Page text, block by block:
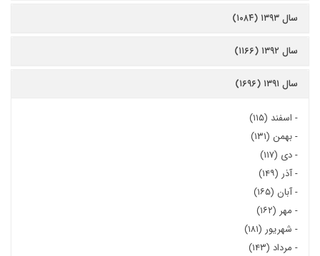
سال ۱۳۹۳ (۱۰۸۴)
سال ۱۳۹۲ (۱۱۶۶)
سال ۱۳۹۱ (۱۶۹۶)
- اسفند (۱۱۵)
-بهمن (۱۳۱)
-دی (۱۱۷)
-آذر (۱۴۹)
-آبان (۱۶۵)
- مهر (۱۶۲)
- شهریور (۱۸۱)
- مرداد (۱۴۳)